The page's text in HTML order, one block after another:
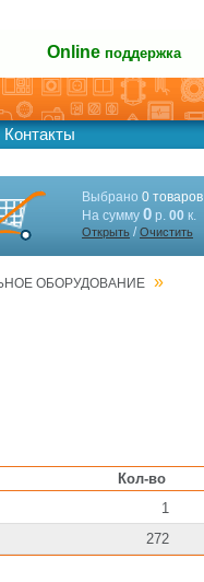
Online поддержка
Контакты
Выбрано 0 товаров
На сумму 0 р. 00 к.
Открыть /Очистить
ОБОРУДОВАНИЕ »
Кол-во
1
272